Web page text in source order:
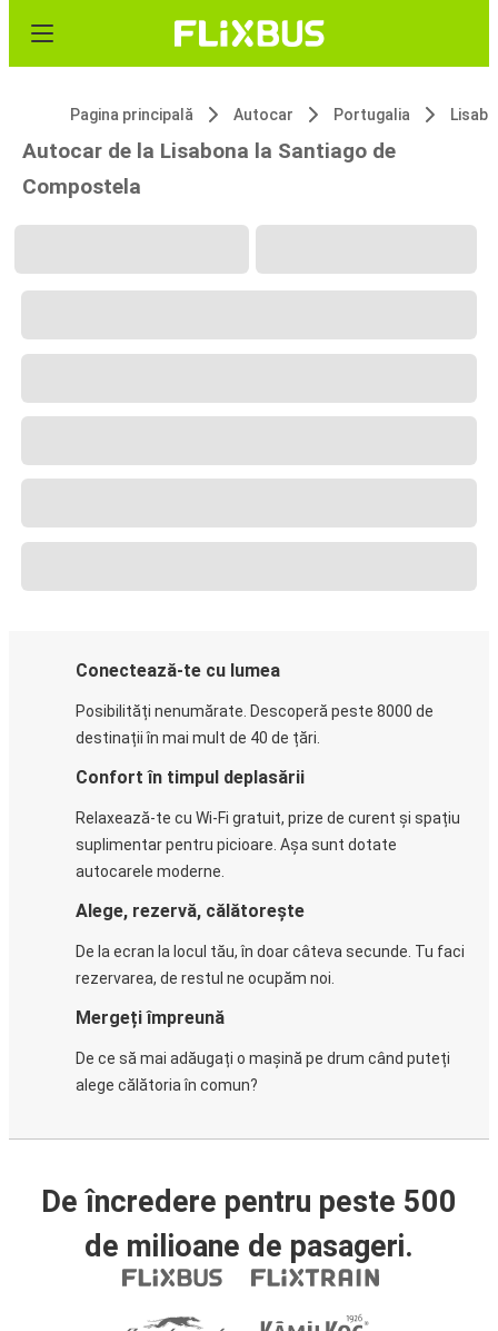
Pagina principală Autocar Portugalia
Autocar de la Lisabona la Santiago de
Compostela
Conectează-te cu lumea
Posibilități nenumărate. Descoperă peste 8000 de
destinații în mai mult de 40 de țări.
Confort în timpul deplasării
Relaxează-te cu Wi-Fi gratuit, prize de curent și spațiu
suplimentar pentru picioare. Așa sunt dotate
autocarele moderne.
Alege, rezervă, călătorește
De la ecran la locul tău, în doar câteva secunde. Tu faci
rezervarea, de restul ne ocupăm noi.
Mergeți împreună
De ce să mai adăugați o mașină pe drum când puteți
alege călătoria în comun?
De încredere pentru peste 500
de milioane de pasageri.